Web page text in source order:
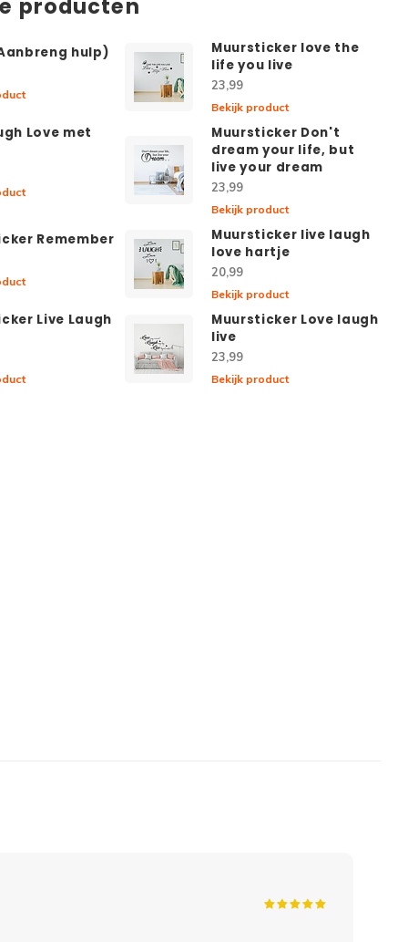
producten
hulp)
Muursticker love the
life you live
23,99
Bekijk product
Love met
Muursticker Don't
dream your life, but
live your dream
23,99
Bekijk product
Remember
Muursticker live laugh
love hartje
20,99
Bekijk product
Live Laugh
Muursticker Love laugh
live
23,99
Bekijk product